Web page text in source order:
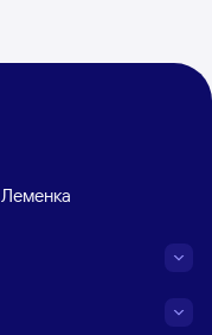
Леменка